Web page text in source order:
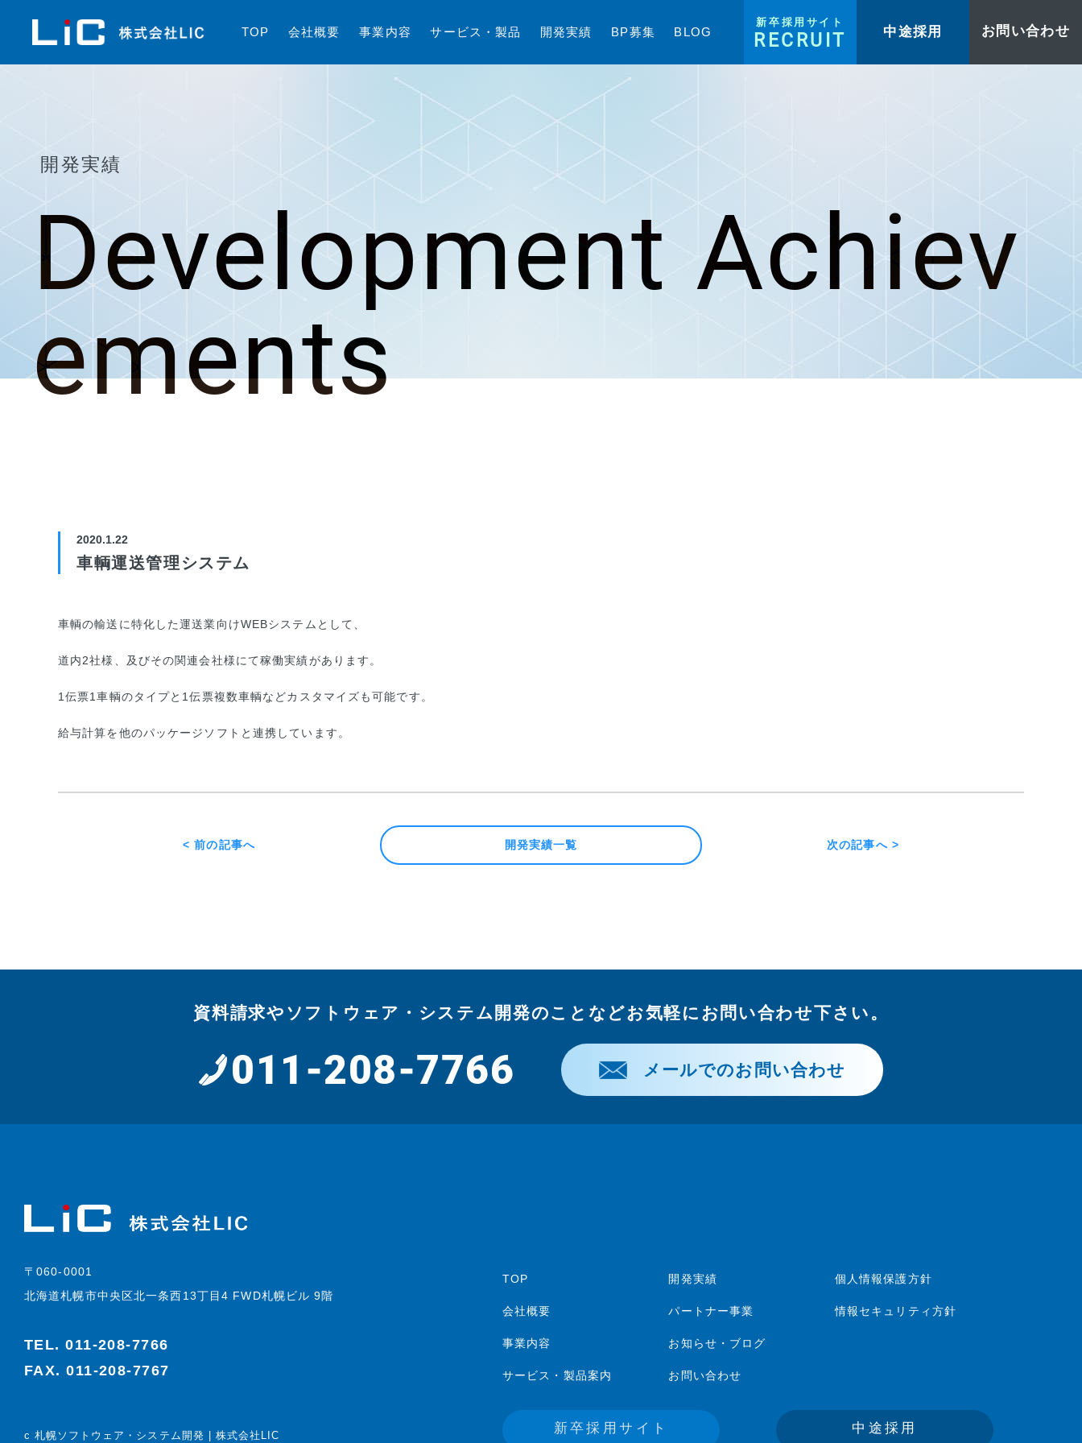
TOP 会社概要 事業 内容 サ ー ビス ・製品 開発実績 BP募集 BLOG
新卒採用サイト
RECRUIT 中途採用 お問い合わせ
開発実績
Development Achiev
ements
2020.1.22
車輌運送管理システム
車輌の輸送に特化した運送業向けWEBシステムとして、
道内2社様、及びその関連会社様にて稼働実績があります。
1伝票1車輌のタイプと1伝票複数車輌などカスタマイズも可能です。
給与計算を他のパッケージソフトと連携しています。
< 前の記事へ 開発実績一覧 次の記事へ >
資料請求やソフトウェア・システム開発のことなどお気軽にお問い合わせ下さい。
011-208-7766 メールでのお問い合わせ
〒060-0001
北海道札幌市中央区北一条西13丁目4 FWD札幌ビル 9階
TEL.011-208-7766
FAX. 011-208-7767
TOP
会社概要
事業内容
サービス・製品案内
開発実績
パートナー事業
お知らせ・ブログ
お問い合わせ
個人情報保護方針
情報セキュリティ方針
新卒採用サイト 中途採用
c 札幌ソフトウェア・システム開発 | 株式会社LIC